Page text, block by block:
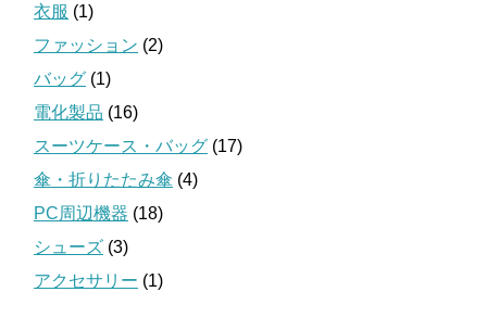
衣服 (1)
ファッション (2)
バッグ (1)
電化製品 (16)
スーツケース・バッグ (17)
傘・折りたたみ傘 (4)
PC周辺機器 (18)
シューズ (3)
アクセサリー (1)